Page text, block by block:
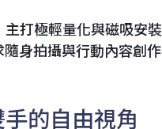
主打極輕量化與磁吸安
身拍攝與行動內容創
的自由視角